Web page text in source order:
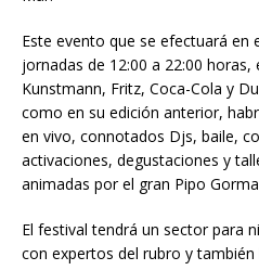
Este evento que se efectuará en
jornadas de 12:00 a 22:00 horas,
Kunstmann, Fritz, Coca-Cola y
como en su edición anterior,
en vivo, connotados Djs, baile,
activaciones, degustaciones y
animadas por el gran Pipo
El festival tendrá un sector para
con expertos del rubro y